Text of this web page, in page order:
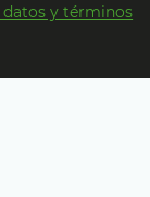
y términos